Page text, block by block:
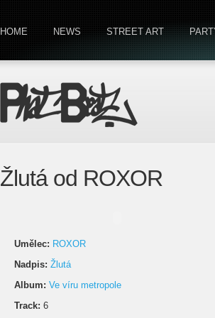
HOME NEWS STREET ART
Žlutá od ROXOR
Umělec: ROXOR
Nadpis: Žlutá
Album: Ve víru metropole
Track: 6